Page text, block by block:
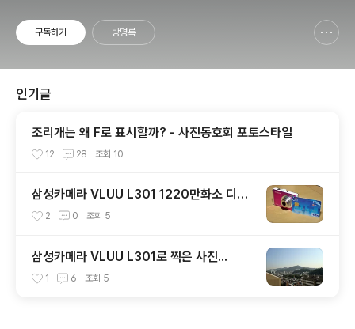
구독하기 방명록
인기글
조리개는 왜 F로 표시할까? - 사진동호회 포토스타일
12 28 조회 10
삼성카메라 VLUU L301 1220만화소 디지
털 카메라
2 0 조회 5
삼성카메라 VLUU L301로 찍은 사진...
1 6 조회 5